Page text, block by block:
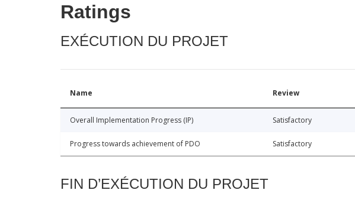
Ratings
EXÉCUTION DU PROJET
Name Review
Overall Implementation Progress (IP) Satisfactory
Progress towards achievement of PDO Satisfactory
FIN D’EXÉCUTION DU PROJET